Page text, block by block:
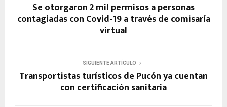
Se otorgaron 2 mil permisos a personas
contagiadas con Covid-19 a través de comisaría
virtual
SIGUIENTE ARTÍCULO
Transportistas turísticos de Pucón ya cuentan
con certificación sanitaria